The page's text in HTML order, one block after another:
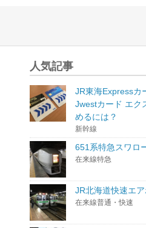
人気記事
JR東海Expressカ
Jwestカード エク
めるには？
新幹線
651系特急スワロ
在来線特急
JR北海道快速エ
在来線普通・快速